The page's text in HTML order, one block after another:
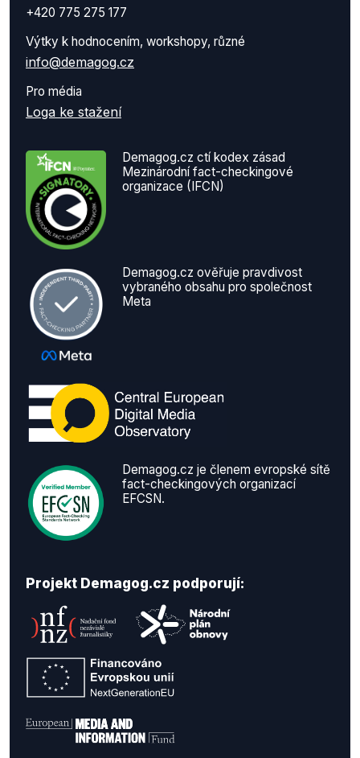
+420 775 275 177
Výtky k hodnocením, workshopy, různé
info@demagog.cz
Pro média
Loga ke stažení
Demagog.cz ctí kodex zásad
Mezinárodní fact-checkingové
organizace (IFCN)
Demagog.cz ověřuje pravdivost
vybraného obsahu pro společnost
Meta
Demagog.cz je členem evropské sítě
fact-checkingových organizací
EFCSN.
Projekt Demagog.cz podporují: